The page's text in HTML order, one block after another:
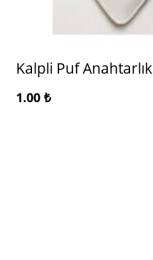
Kalpli Puf Anahtarlık
1.00 ₺